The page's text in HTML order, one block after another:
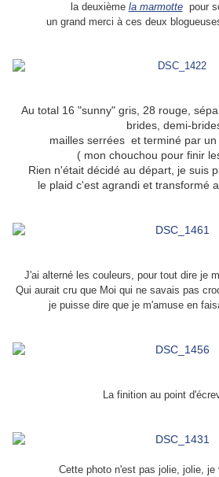
la deuxième la marmottepour
un grand merci à ces deux
Au total 16 "sunny" gris, 28 rouge,
brides, demi-
mailles serrées et terminé par
( mon chouchou pour finir
Rien n'était décidé au départ, je suis
le plaid c'est agrandi et transformé
J'ai alterné les couleurs, pour tout dire je
Qui aurait cru que Moi qui ne savais pas
je puisse dire que je m'amuse en
La finition au point
Cette photo n'est pas jolie, jolie, je